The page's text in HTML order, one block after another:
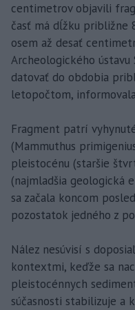
centimetrov objavili
časť má dĺžku približne
osem až desať
Archeologického ústavu
datovať do obdobia
letopočtom,
Fragment patrí
(Mammuthus
pleistocénu (staršie
(najmladšia geologická
sa začala koncom
pozostatok jedného z
Nález nesúvisí s
kontextmi, keďže sa
pleistocénnych
súčasnosti stabilizuje a